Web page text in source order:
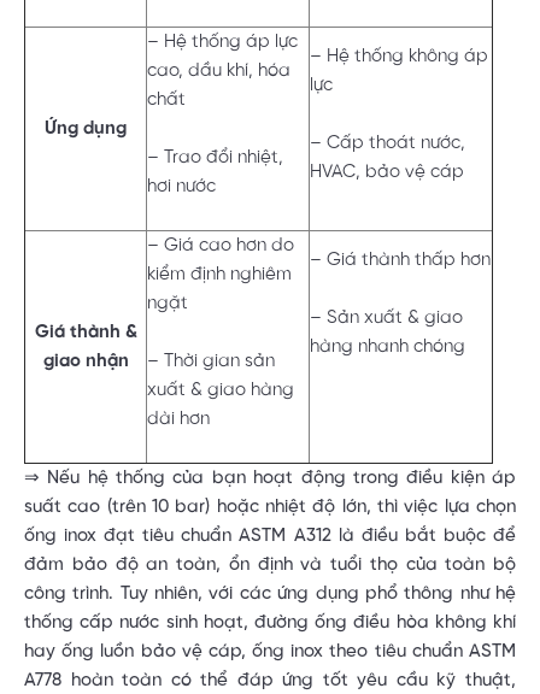
Ứng dụng
– Hệ thống áp lực
cao, dầu khí, hóa
chất
– Trao đổi nhiệt,
hơi nước
– Hệ thống không áp
lực
– Cấp thoát nước,
HVAC, bảo vệ cáp
Giá thành &
giao nhận
– Giá cao hơn do
kiểm định nghiêm
ngặt
– Thời gian sản
xuất & giao hàng
dài hơn
– Giá thành thấp hơn
– Sản xuất & giao
hàng nhanh chóng
⇒ Nếu hệ thống của bạn hoạt động trong điều kiện áp
suất cao (trên 10 bar) hoặc nhiệt độ lớn, thì việc lựa chọn
ống inox đạt tiêu chuẩn ASTM A312 là điều bắt buộc để
đảm bảo độ an toàn, ổn định và tuổi thọ của toàn bộ
công trình. Tuy nhiên, với các ứng dụng phổ thông như hệ
thống cấp nước sinh hoạt, đường ống điều hòa không khí
hay ống luồn bảo vệ cáp, ống inox theo tiêu chuẩn ASTM
A778 hoàn toàn có thể đáp ứng tốt yêu cầu kỹ thuật,